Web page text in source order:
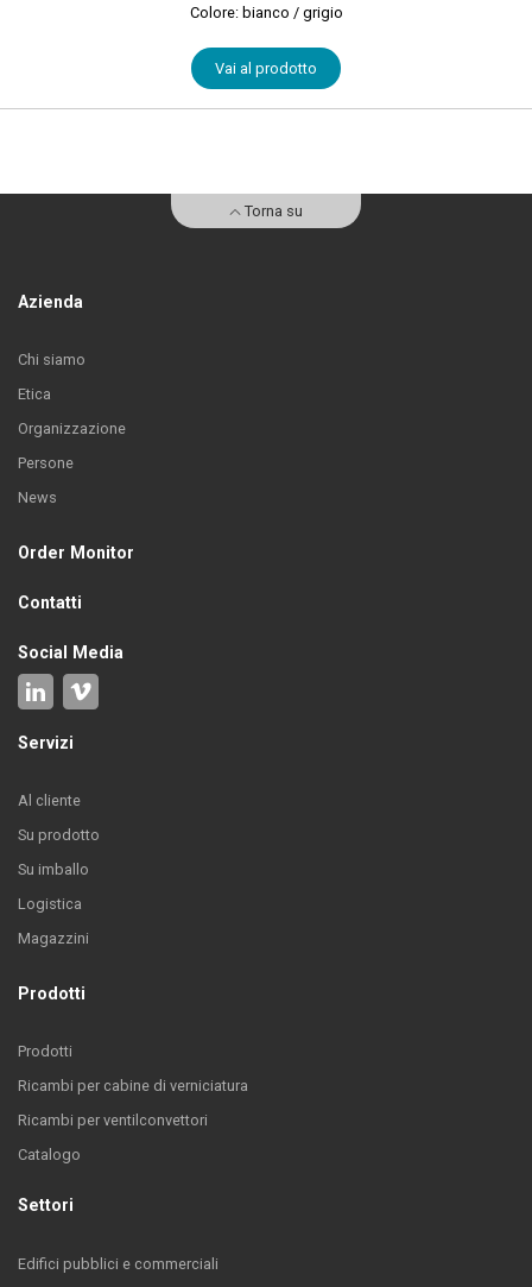
Colore: bianco / grigio
Vai al prodotto
Torna su
Azienda
Chi siamo
Etica
Organizzazione
Persone
News
Order Monitor
Contatti
Social Media
Servizi
Al cliente
Su prodotto
Su imballo
Logistica
Magazzini
Prodotti
Prodotti
Ricambi per cabine di verniciatura
Ricambi per ventilconvettori
Catalogo
Settori
Edifici pubblici e commerciali